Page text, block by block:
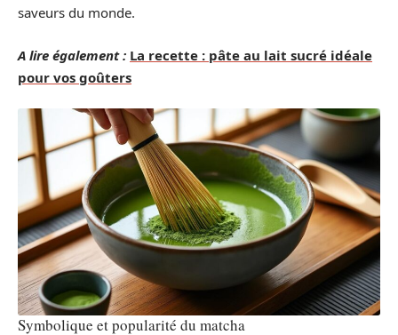
saveurs du monde.
A lire également : La recette : pâte au lait sucré idéale
pour vos goûters
Symbolique et popularité du matcha